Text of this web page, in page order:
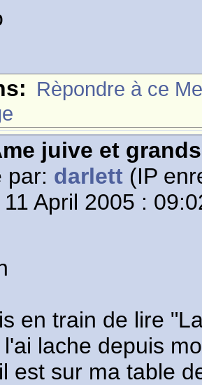
Rèpondre à ce
juive et
par: darlett (IP
April 2005 :
en train de lire
lache depuis
est sur ma table